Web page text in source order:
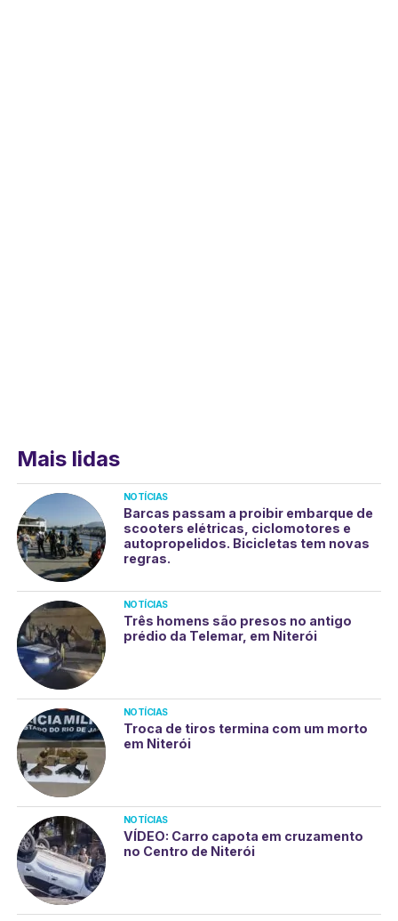
Mais lidas
NOTÍCIAS
Barcas passam a proibir embarque de
scooters elétricas, ciclomotores e
autopropelidos. Bicicletas tem novas
regras.
NOTÍCIAS
Três homens são presos no antigo
prédio da Telemar, em Niterói
NOTÍCIAS
Troca de tiros termina com um morto
em Niterói
NOTÍCIAS
VÍDEO: Carro capota em cruzamento
no Centro de Niterói